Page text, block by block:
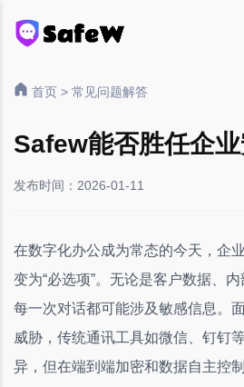
首页 > 常见问题解答
Safew能否胜任企业
发布时间：2026-01-11
在数字化办公成为常态的今天，企
变为“必选项”。无论是客户数据、
每一次对话都可能涉及敏感信息。
威胁，传统通讯工具如微信、钉钉
异，但在端到端加密和数据自主控